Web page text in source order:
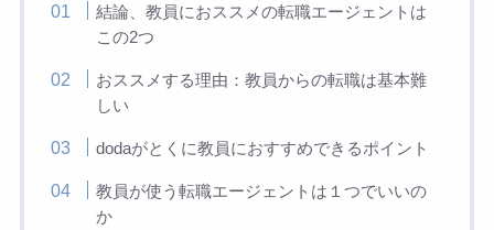
結論、教員におススメの転職エージェントは
この2つ
おススメする理由：教員からの転職は基本難
しい
dodaがとくに教員におすすめできるポイント
教員が使う転職エージェントは１つでいいの
か